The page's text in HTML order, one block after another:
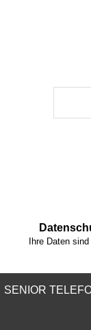
Ihre Daten
SENIOR